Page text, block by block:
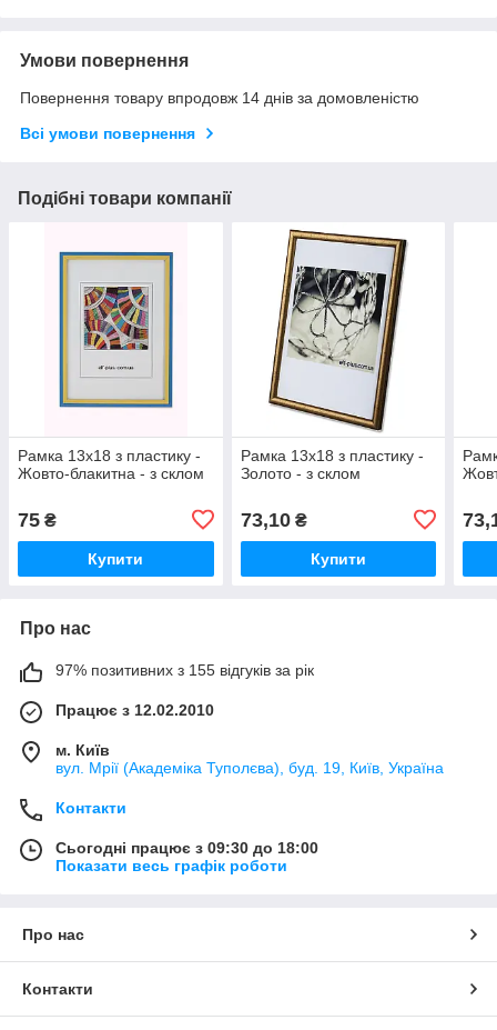
Умови повернення
Повернення товару впродовж 14 днів за домовленістю
Всі умови повернення
Подібні товари компанії
Рамка 13х18 з пластику -
Жовто-блакитна - з склом
75 ₴
Купити
Рамка 13x18 з пластику -
Золото - з склом
73,10₴
Купити
Про нас
97% позитивних з 155 відгуків за рік
Працює з 12.02.2010
м. Київ
вул. Мрії (Академіка Туполєва), буд. 19, Київ, Україна
Контакти
Сьогодні працює з 09:30 до 18:00
Показати весь графік роботи
Про нас
Контакти